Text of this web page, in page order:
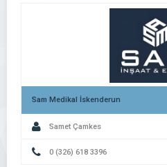
Sam Medikal İskenderun
Samet Çamkes
0 (326) 618 3396